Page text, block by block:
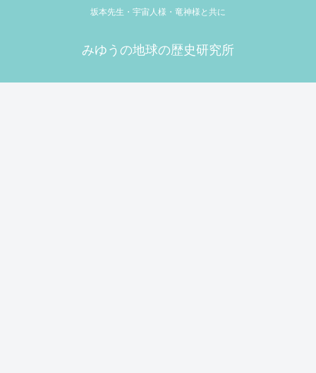
坂本先生・宇宙人様・竜神様と共に
みゆうの地球の歴史研究所